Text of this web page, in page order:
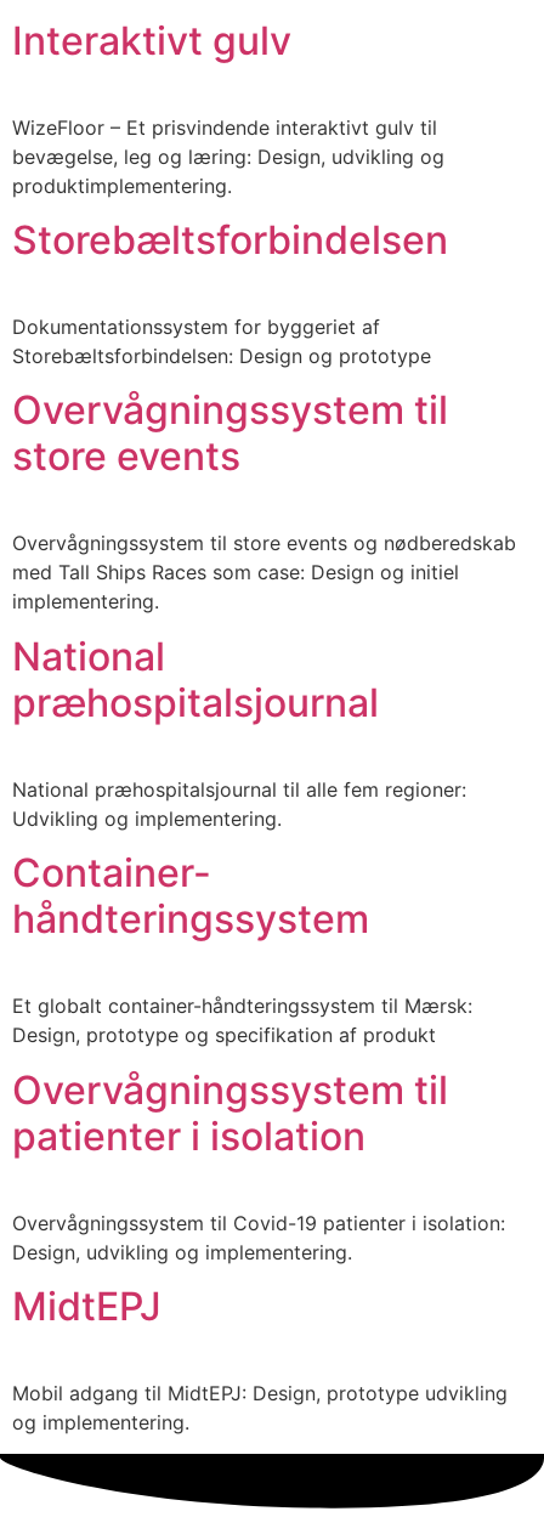
Interaktivt gulv
WizeFloor – Et prisvindende interaktivt gulv til
bevægelse, leg og læring: Design, udvikling og
produktimplementering.
Storebæltsforbindelsen
Dokumentationssystem for byggeriet af
Storebæltsforbindelsen: Design og prototype
Overvågningssystem til
store events
Overvågningssystem til store events og nødberedskab
med Tall Ships Races som case: Design og initiel
implementering.
National
præhospitalsjournal
National præhospitalsjournal til alle fem regioner:
Udvikling og implementering.
Container-
håndteringssystem
Et globalt container-håndteringssystem til Mærsk:
Design, prototype og specifikation af produkt
Overvågningssystem til
patienter i isolation
Overvågningssystem til Covid-19 patienter i isolation:
Design, udvikling og implementering.
MidtEPJ
Mobil adgang til MidtEPJ: Design, prototype udvikling
og implementering.